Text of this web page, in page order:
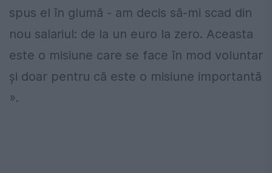
spus el în glumă - am decis să-mi scad din
nou salariul: de la un euro la zero. Aceasta
este o misiune care se face în mod voluntar
și doar pentru că este o misiune importantă
».